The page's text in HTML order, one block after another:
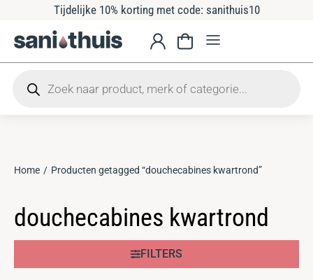
Tijdelijke 10% korting met code: sanithuis10
Je bent hier:
Home Producten getagged “douchecabines kwartrond”
douchecabines kwartrond
FILTERS